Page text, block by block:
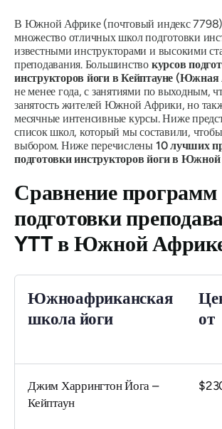
В Южной Африке (почтовый индекс
множество отличных школ подготовки
известными инструкторами и высокими
преподавания. Большинство курсов
инструкторов йоги в Кейптауне
не менее года, с занятиями по выходным,
занятость жителей Южной Африки, но
месячные интенсивные курсы. Ниже
список школ, который мы составили,
выбором. Ниже перечислены 10 лучших
подготовки инструкторов йоги в
Сравнение программ
подготовки
YTT в Южной
Южноафриканская
школа йоги
от
Джим Харрингтон Йога –
Кейптаун